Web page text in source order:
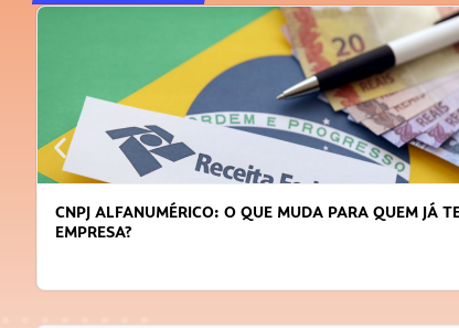
CNPJ ALFANUMÉRICO: O QUE MUDA PARA QUEM JÁ
EMPRESA?